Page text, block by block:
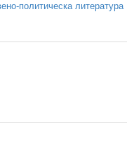
политическа литература